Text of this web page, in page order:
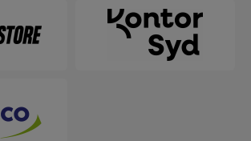
indhold og 100 % recirkulerbar.